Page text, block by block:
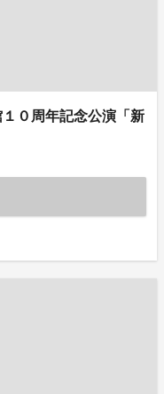
０周年記念公演「新